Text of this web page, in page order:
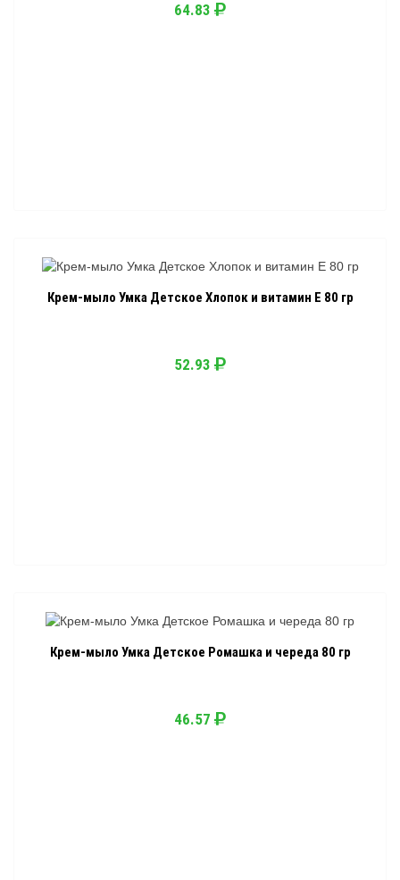
64.83
Крем-мыло Умка Детское Хлопок и витамин Е 80 гр
52.93
Крем-мыло Умка Детское Ромашка и череда 80 гр
46.57